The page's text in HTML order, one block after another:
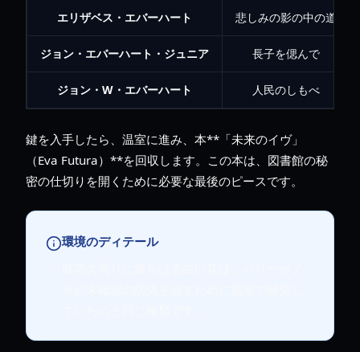
エリザベス・エバーハート 悲しみの影の中の道
ジョン・エバーハート・ジュニア 長子を偲んで
ジョン・W・エバーハート 人民のしもべ
鍵を入手したら、温室に進み、本**「未来のイヴ」
（Eva Futura）**を回収します。この本は、図書館の秘
密の仕切りを開くために必要な最後のピースです。
環境のディテール